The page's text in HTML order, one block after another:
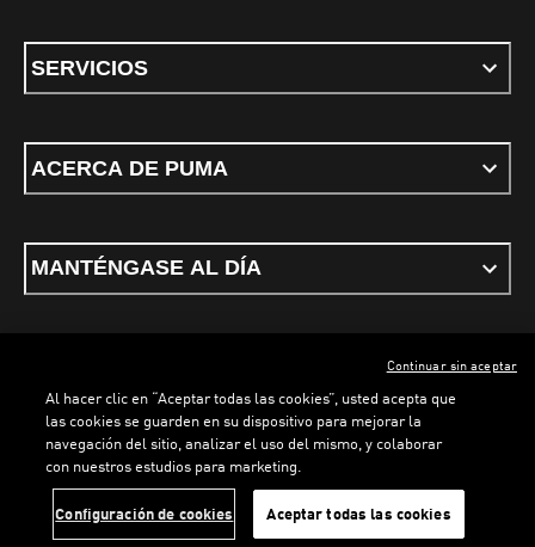
SERVICIOS
ACERCA DE PUMA
MANTÉNGASE AL DÍA
Términos y condicionesPolítica de Privacidad
ESPAÑOL
PUMA, 2026. Todos los derechos reservados
Al hacer clic en “Aceptar todas las cookies”, usted acepta que
las cookies se guarden en su dispositivo para mejorar la
navegación del sitio, analizar el uso del mismo, y colaborar
con nuestros estudios para marketing.
Configuración de cookies Aceptar todas las cookies
Continuar sin aceptar